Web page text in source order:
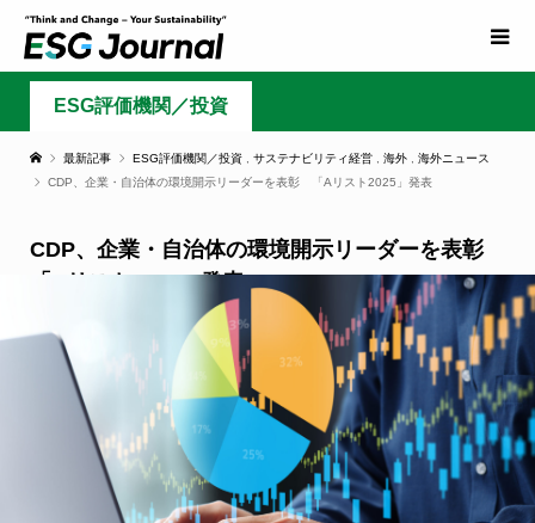
ESG評価機関／投資
最新記事 ESG評価機関／投資 サステナビリティ経営 海外
海外ニュース
CDP、企業・自治体の環境開示リーダーを表彰 「Aリスト2025」発表
CDP、企業・自治体の環境開示リーダーを表彰
「Aリスト2025」発表